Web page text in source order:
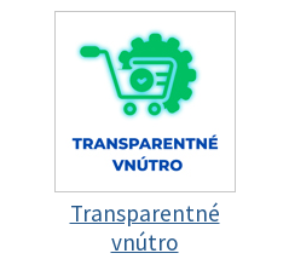
Transparentné
vnútro